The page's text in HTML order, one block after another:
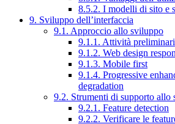
8.5.2. I modelli di sito e
9. Sviluppo dell’interfaccia
9.1. Approccio allo sviluppo
9.1.1. Attività preliminari
9.1.2. Web design
9.1.3. Mobile first
9.1.4. Progressive
degradation
9.2. Strumenti di supporto allo
9.2.1. Feature detection
9.2.2. Verificare le